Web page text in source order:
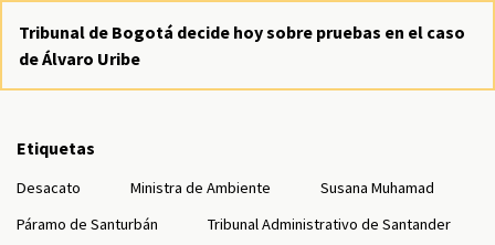
Tribunal de Bogotá decide hoy sobre pruebas en el caso
de Álvaro Uribe
Etiquetas
Desacato Ministra de Ambiente
Susana Muhamad
Páramo de Santurbán
Tribunal Administrativo de Santander